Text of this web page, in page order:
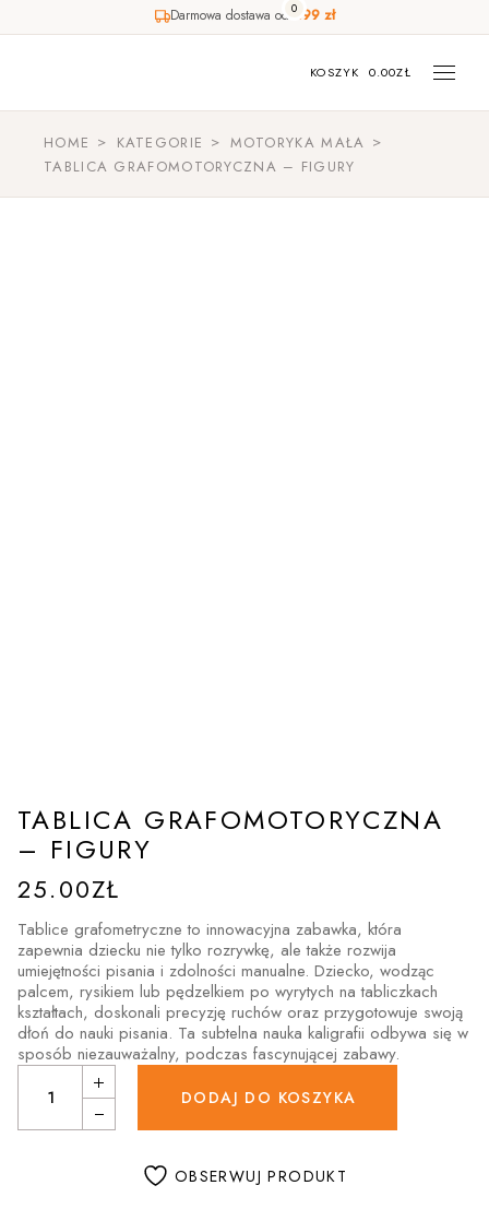
Darmowa dostawa od499 zł
Skip
0
KOSZYK 0.00ZŁ
HOME KATEGORIE
MOTORYKA MAŁA
TABLICA GRAFOMOTORYCZNA – FIGURY
TABLICA GRAFOMOTORYCZNA
– FIGURY
25.00ZŁ
Tablice grafometryczne to innowacyjna zabawka, która
zapewnia dziecku nie tylko rozrywkę, ale także rozwija
umiejętności pisania i zdolności manualne. Dziecko, wodząc
palcem, rysikiem lub pędzelkiem po wyrytych na tabliczkach
kształtach, doskonali precyzję ruchów oraz przygotowuje swoją
dłoń do nauki pisania. Ta subtelna nauka kaligrafii odbywa się w
sposób niezauważalny, podczas fascynującej zabawy.
Tablica Grafomotoryczna - figury quantity
DODAJ DO KOSZYKA
OBSERWUJ PRODUKT